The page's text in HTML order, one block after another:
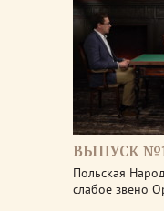
ВЫПУСК
Польская
слабое звено